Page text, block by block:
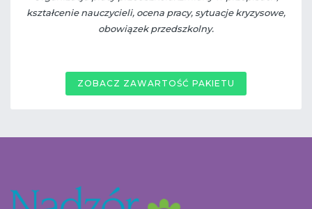
kształcenie nauczycieli, ocena pracy, sytuacje kryzysowe,
obowiązek przedszkolny.
ZOBACZ ZAWARTOŚĆ PAKIETU